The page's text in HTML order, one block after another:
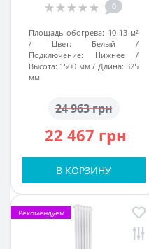
0
Площадь обогрева: 10-13 м²
Цвет:
Белый
Подключение:
Нижнее
Высота: 1500 мм Длина: 325
мм
24 963 грн
22 467 грн
В КОРЗИНУ
Рекомендуем